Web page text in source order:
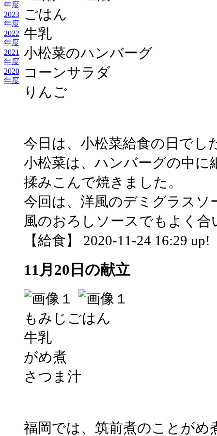
年度
2023
年度
2022
年度
2021
年度
2020
年度
ごはん
牛乳
小松菜のハンバーグ
コーンサラダ
りんご
今日は、小松菜給食の日でし
小松菜は、ハンバーグの中に
揉みこんで焼きました。
今回は、洋風のデミグラスソ
風のおろしソースでもよく合
【給食】 2020-11-24 16:29 up!
11月20日の献立
もみじごはん
牛乳
がめ煮
さつま汁
福岡では、筑前煮のことがめ